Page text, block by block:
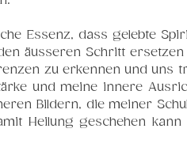
Essenz, dass gelebte
äusseren Schritt
zu erkennen und uns
und meine innere
Bildern, die meiner
Heilung geschehen